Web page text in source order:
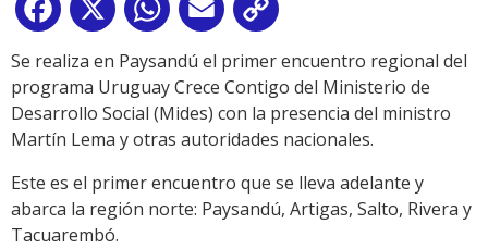
Facebook
X WhatsApp
Email
Link
Se realiza en Paysandú el primer encuentro regional del
programa Uruguay Crece Contigo del Ministerio de
Desarrollo Social (Mides) con la presencia del ministro
Martín Lema y otras autoridades nacionales.
Este es el primer encuentro que se lleva adelante y
abarca la región norte: Paysandú, Artigas, Salto, Rivera y
Tacuarembó.